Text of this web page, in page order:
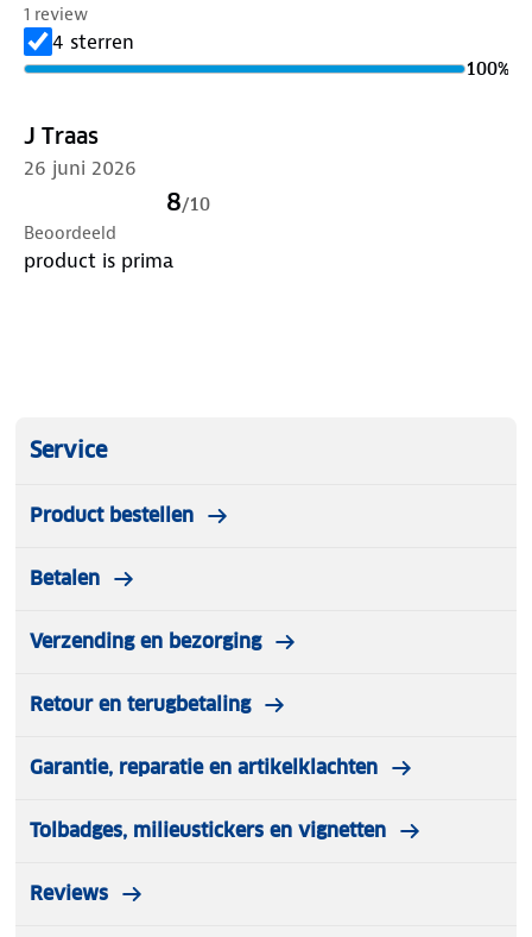
1 review
4 sterren
100%
J Traas
26 juni 2026
8/10
Beoordeeld
product is prima
Service
Product bestellen
Betalen
Verzending en bezorging
Retour en terugbetaling
Garantie, reparatie en artikelklachten
Tolbadges, milieustickers en vignetten
Reviews